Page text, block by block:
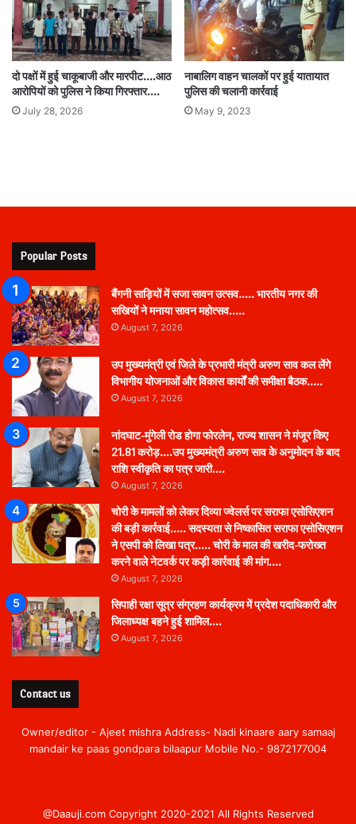
दो पक्षों में हुई चाकूबाजी और मारपीट….आठ
आरोपियों को पुलिस ने किया गिरफ्तार….
July 28, 2026
नाबालिग वाहन चालकों पर हुई यातायात
पुलिस की चलानी कार्रवाई
May 9, 2023
Popular Posts
बैंगनी साड़ियों में सजा सावन उत्सव….. भारतीय नगर की
सखियों ने मनाया सावन महोत्सव…..
August 7, 2026
उप मुख्यमंत्री एवं जिले के प्रभारी मंत्री अरुण साव कल लेंगे
विभागीय योजनाओं और विकास कार्यों की समीक्षा बैठक…..
August 7, 2026
नांदघाट-मुंगेली रोड होगा फोरलेन, राज्य शासन ने मंजूर किए
21.81 करोड़….उप मुख्यमंत्री अरुण साव के अनुमोदन के बाद
राशि स्वीकृति का पत्र जारी….
August 7, 2026
चोरी के मामलों को लेकर दिव्या ज्वेलर्स पर सराफा एसोसिएशन
की बड़ी कार्रवाई….. सदस्यता से निष्कासित सराफा एसोसिएशन
ने एसपी को लिखा पत्र….. चोरी के माल की खरीद-फरोख्त
करने वाले नेटवर्क पर कड़ी कार्रवाई की मांग….
August 7, 2026
सिपाही रक्षा सूत्र संग्रहण कार्यक्रम में प्रदेश पदाधिकारी और
जिलाध्यक्ष बहने हुई शामिल….
August 7, 2026
Contact us
Owner/editor - Ajeet mishra Address- Nadi kinaare aary samaaj
mandair ke paas gondpara bilaapur Mobile No.- 9872177004
@Daauji.com Copyright 2020-2021 All Rights Reserved